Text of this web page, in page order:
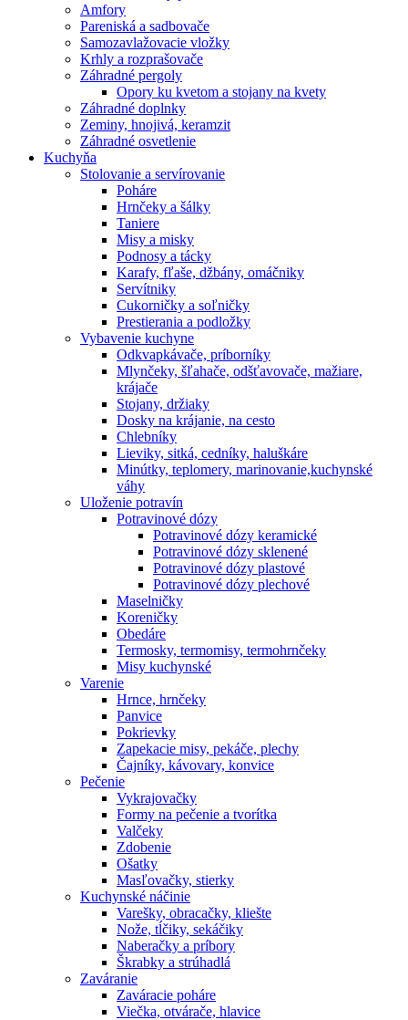
Amfory
Pareniská a sadbovače
Samozavlažovacie vložky
Krhly a rozprašovače
Záhradné pergoly
Opory ku kvetom a stojany na kvety
Záhradné doplnky
Zeminy, hnojivá, keramzit
Záhradné osvetlenie
Kuchyňa
Stolovanie a servírovanie
Poháre
Hrnčeky a šálky
Taniere
Misy a misky
Podnosy a tácky
Karafy, fľaše, džbány, omáčniky
Servítniky
Cukorničky a soľničky
Prestierania a podložky
Vybavenie kuchyne
Odkvapkávače, príborníky
Mlynčeky, šľahače, odšťavovače, mažiare,
krájače
Stojany, držiaky
Dosky na krájanie, na cesto
Chlebníky
Lieviky, sitká, cedníky, haluškáre
Minútky, teplomery, marinovanie,kuchynské
váhy
Uloženie potravín
Potravinové dózy
Potravinové dózy keramické
Potravinové dózy sklenené
Potravinové dózy plastové
Potravinové dózy plechové
Maselničky
Koreničky
Obedáre
Termosky, termomisy, termohrnčeky
Misy kuchynské
Varenie
Hrnce, hrnčeky
Panvice
Pokrievky
Zapekacie misy, pekáče, plechy
Čajníky, kávovary, konvice
Pečenie
Vykrajovačky
Formy na pečenie a tvorítka
Valčeky
Zdobenie
Ošatky
Masľovačky, stierky
Kuchynské náčinie
Varešky, obracačky, kliešte
Nože, tĺčiky, sekáčiky
Naberačky a príbory
Škrabky a strúhadlá
Zaváranie
Zaváracie poháre
Viečka, otvárače, hlavice